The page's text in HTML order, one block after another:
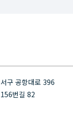
구 공항대로 396
번길 82